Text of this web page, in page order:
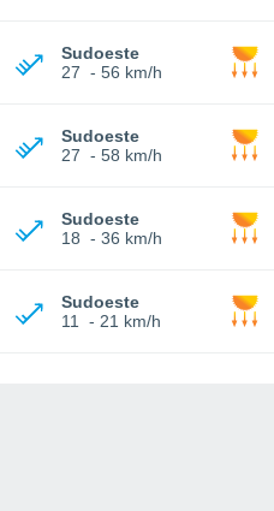
Sudoeste
27 - 56 km/h
Sudoeste
27 - 58 km/h
Sudoeste
18 - 36 km/h
Sudoeste
11
- 21 km/h